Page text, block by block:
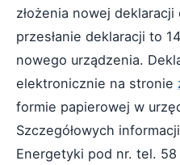
złożenia nowej deklaracji
przesłanie deklaracji to
nowego urządzenia.
elektronicznie na stronie
formie papierowej w
Szczegółowych
Energetyki pod nr. tel. 58